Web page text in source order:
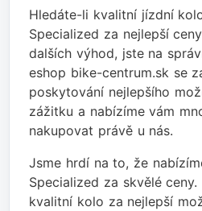
Hledáte-li kvalitní jízdní
Specialized za nejlepší
dalších výhod, jste na
eshop bike-centrum.sk se
poskytování nejlepšího
zážitku a nabízíme vám
nakupovat právě u nás.
Jsme hrdí na to, že
Specialized za skvělé
kvalitní kolo za nejlepší